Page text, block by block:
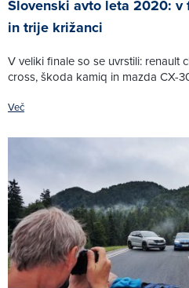
Slovenski avto leta 2020: v
in trije križanci
V veliki finale so se uvrstili: renault
cross, škoda kamiq in mazda CX-
Več